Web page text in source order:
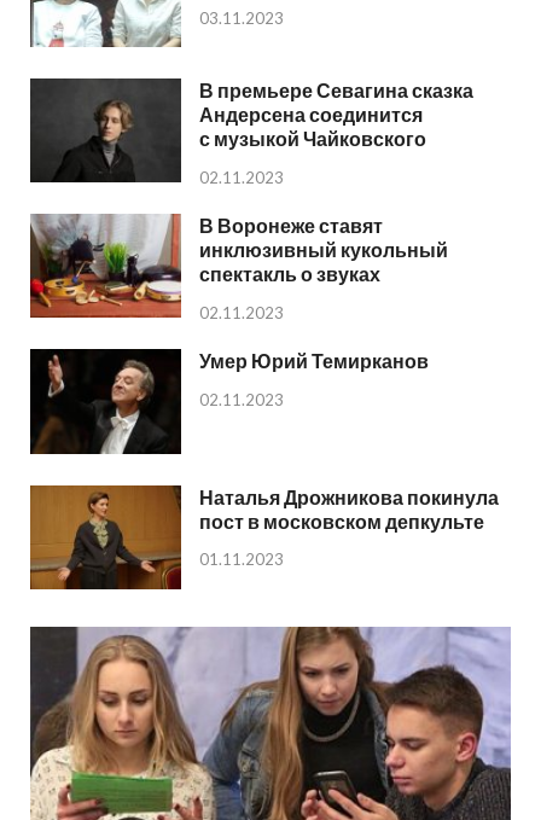
03.11.2023
В премьере Севагина сказка
Андерсена соединится
с музыкой Чайковского
02.11.2023
В Воронеже ставят
инклюзивный кукольный
спектакль о звуках
02.11.2023
Умер Юрий Темирканов
02.11.2023
Наталья Дрожникова покинула
пост в московском депкульте
01.11.2023